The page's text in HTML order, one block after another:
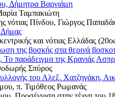
Δήμητρα Βαργιάμη
Ταμπακιώτη
νότιας Πίνδου, Γιώργος
και νότιας Ελλάδας
της βοσκής στα θερινά
Το παράδειγμα της Κρανιάς
Σπύρος
του Αλεξ. Χατζηγάκη,
π. Τιμόθεος Ρωμανάς